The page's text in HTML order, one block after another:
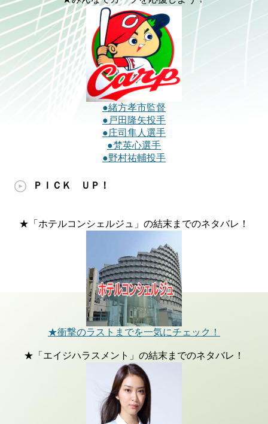
●緒方孝市監督
●戸田隆矢投手
●庄司隼人選手
●梵英心選手
●野村祐輔投手
ＰＩＣＫ ＵＰ！
★「ホテルコンシェルジュ」の結末までのネタバレ！
★衝撃のラストまでを一気にチェック！
★「エイジハラスメント」の結末までのネタバレ！